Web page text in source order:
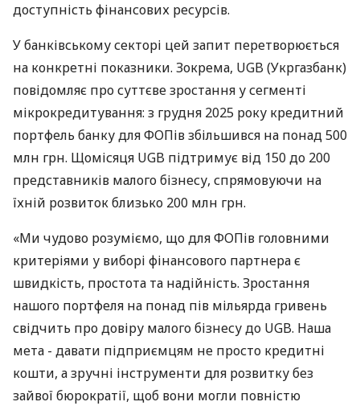
доступність фінансових ресурсів.
У банківському секторі цей запит перетворюється
на конкретні показники. Зокрема, UGB (Укргазбанк)
повідомляє про суттєве зростання у сегменті
мікрокредитування: з грудня 2025 року кредитний
портфель банку для ФОПів збільшився на понад 500
млн грн. Щомісяця UGB підтримує від 150 до 200
представників малого бізнесу, спрямовуючи на
їхній розвиток близько 200 млн грн.
«Ми чудово розуміємо, що для ФОПів головними
критеріями у виборі фінансового партнера є
швидкість, простота та надійність. Зростання
нашого портфеля на понад пів мільярда гривень
свідчить про довіру малого бізнесу до UGB. Наша
мета - давати підприємцям не просто кредитні
кошти, а зручні інструменти для розвитку без
зайвої бюрократії, щоб вони могли повністю